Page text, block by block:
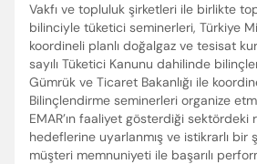
Vakfı ve topluluk şirketleri ile birlikte
bilinciyle tüketici seminerleri, Türkiye
koordineli planlı doğalgaz ve tesisat
sayılı Tüketici Kanunu dahilinde
Gümrük ve Ticaret Bakanlığı ile
Bilinçlendirme seminerleri organize
EMAR’ın faaliyet gösterdiği sektördeki
hedeflerine uyarlanmış ve istikrarlı bir
müşteri memnuniyeti ile başarılı